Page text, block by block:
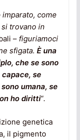
come
trovano in
– figuriamoci
sfigata. È una
che se sono
se
umana, se
ho diritti“.
genetica
il pigmento